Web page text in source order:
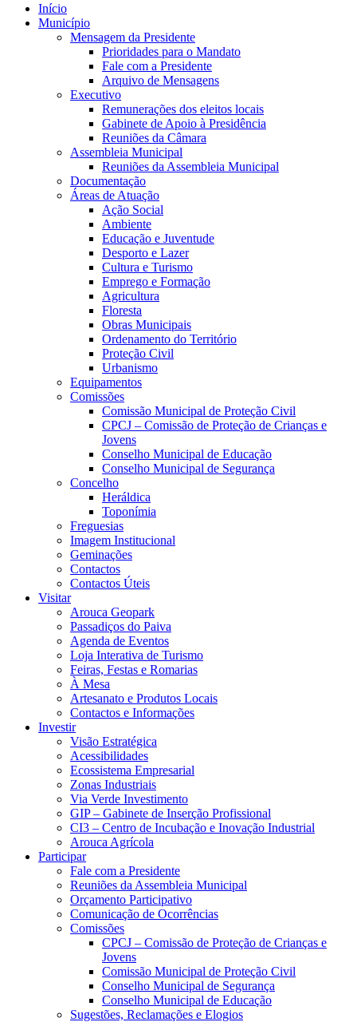
Início
Município
Mensagem da Presidente
Prioridades para o Mandato
Fale com a Presidente
Arquivo de Mensagens
Executivo
Remunerações dos eleitos locais
Gabinete de Apoio à Presidência
Reuniões da Câmara
Assembleia Municipal
Reuniões da Assembleia Municipal
Documentação
Áreas de Atuação
Ação Social
Ambiente
Educação e Juventude
Desporto e Lazer
Cultura e Turismo
Emprego e Formação
Agricultura
Floresta
Obras Municipais
Ordenamento do Território
Proteção Civil
Urbanismo
Equipamentos
Comissões
Comissão Municipal de Proteção Civil
CPCJ – Comissão de Proteção de Crianças e
Jovens
Conselho Municipal de Educação
Conselho Municipal de Segurança
Concelho
Heráldica
Toponímia
Freguesias
Imagem Institucional
Geminações
Contactos
Contactos Úteis
Visitar
Arouca Geopark
Passadiços do Paiva
Agenda de Eventos
Loja Interativa de Turismo
Feiras, Festas e Romarias
À Mesa
Artesanato e Produtos Locais
Contactos e Informações
Investir
Visão Estratégica
Acessibilidades
Ecossistema Empresarial
Zonas Industriais
Via Verde Investimento
GIP – Gabinete de Inserção Profissional
CI3 – Centro de Incubação e Inovação Industrial
Arouca Agrícola
Participar
Fale com a Presidente
Reuniões da Assembleia Municipal
Orçamento Participativo
Comunicação de Ocorrências
Comissões
CPCJ – Comissão de Proteção de Crianças e
Jovens
Comissão Municipal de Proteção Civil
Conselho Municipal de Segurança
Conselho Municipal de Educação
Sugestões, Reclamações e Elogios